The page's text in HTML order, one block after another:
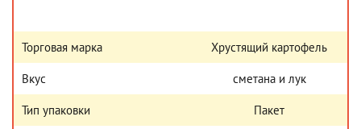
Торговая марка Хрустящий картофель
Вкус сметана и лук
Тип упаковки Пакет